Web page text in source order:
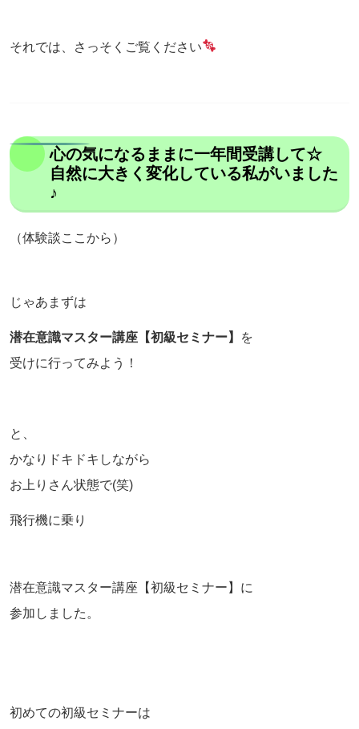
それでは、さっそくご覧ください
心の気になるままに一年間受講して☆
自然に大きく変化している私がいました
♪
（体験談ここから）
じゃあまずは
潜在意識マスター講座【初級セミナー】
を
受けに行ってみよう！
と、
かなりドキドキしながら
お上りさん状態で(笑)
飛行機に乗り
潜在意識マスター講座【初級セミナー】に
参加しました。
初めての初級セミナーは